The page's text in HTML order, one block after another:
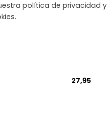
política de privacidad y
27,95